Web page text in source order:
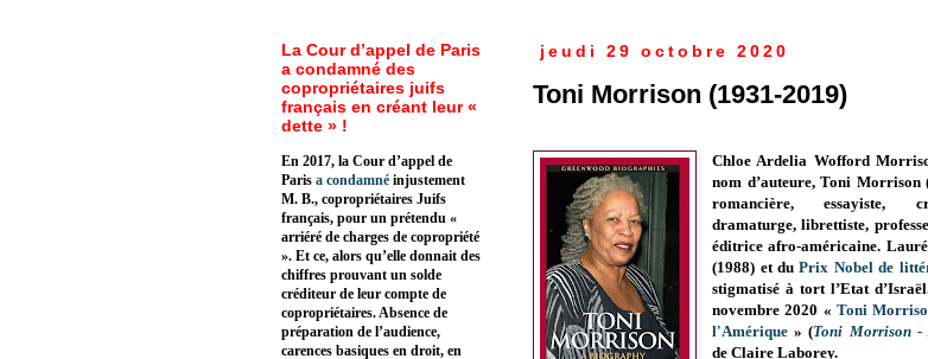
jeudi 29 octobre 2020
Toni Morrison (1931-2019)
Chloe Ardelia Wofford
nom d’auteure, Toni Morrison
romancière, essayiste,
dramaturge, librettiste,
éditrice afro-américaine.
(1988) et duPrix Nobel de
stigmatisé à tort l’Etat
novembre 2020 « Toni
l'Amérique » (Toni Morrison -
de Claire Laborey.
La Cour d’appel de Paris
a condamné des
copropriétaires juifs
français en créant leur «
dette » !
En 2017, la Cour d’appel de
Paris a condamné injustement
M. B., copropriétaires Juifs
français, pour un prétendu «
arriéré de charges de copropriété
». Et ce, alors qu’elle donnait des
chiffres prouvant un solde
créditeur de leur compte de
copropriétaires. Absence de
préparation de l’audience,
carences basiques en droit, en